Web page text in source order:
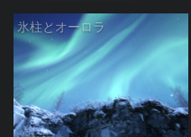
氷柱とオーロラ